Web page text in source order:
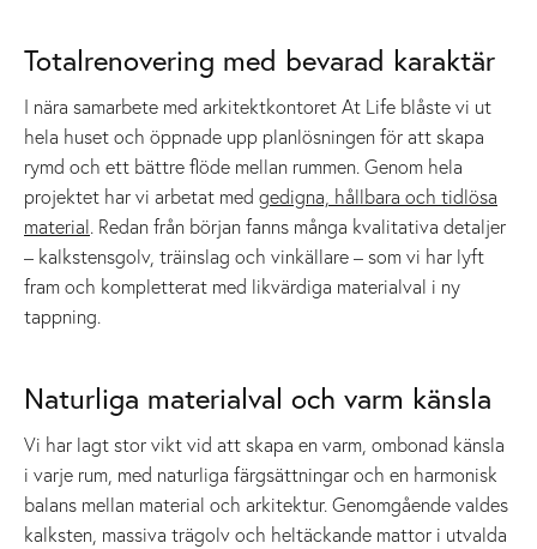
Totalrenovering med bevarad karaktär
I nära samarbete med arkitektkontoret At Life blåste vi ut
hela huset och öppnade upp planlösningen för att skapa
rymd och ett bättre flöde mellan rummen. Genom hela
projektet har vi arbetat med gedigna, hållbara och tidlösa
material. Redan från början fanns många kvalitativa detaljer
– kalkstensgolv, träinslag och vinkällare – som vi har lyft
fram och kompletterat med likvärdiga materialval i ny
tappning.
Naturliga materialval och varm känsla
Vi har lagt stor vikt vid att skapa en varm, ombonad känsla
i varje rum, med naturliga färgsättningar och en harmonisk
balans mellan material och arkitektur. Genomgående valdes
kalksten, massiva trägolv och heltäckande mattor i utvalda